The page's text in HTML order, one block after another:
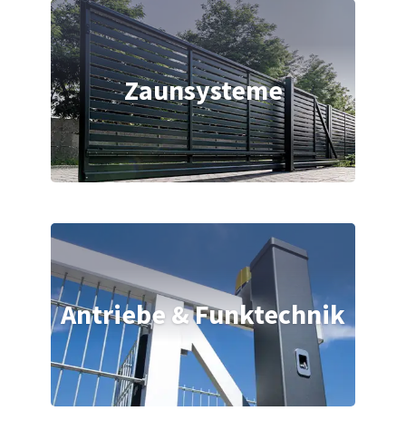
Zaunsysteme
Antriebe & Funktechnik